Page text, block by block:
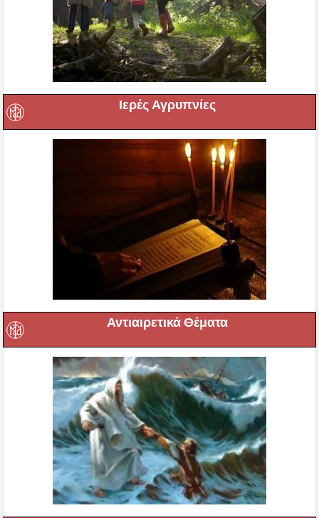
Ιερές Αγρυπνίες
Αντιαιρετικά Θέματα